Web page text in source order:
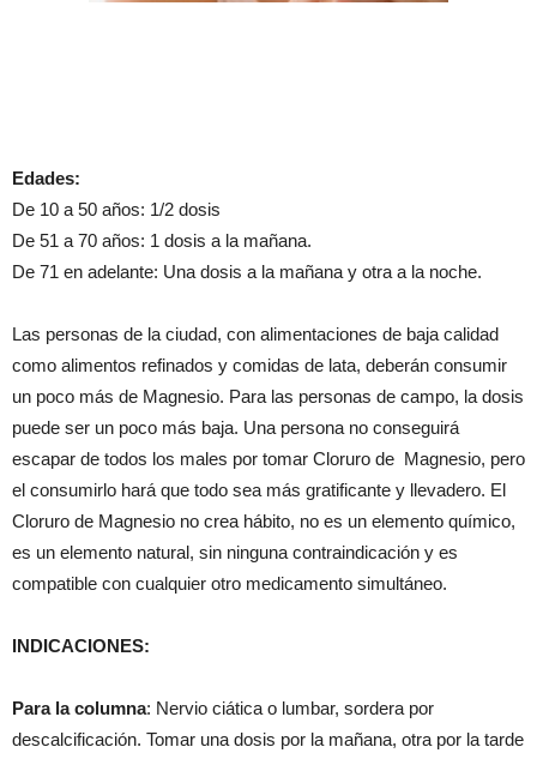
Edades:
De 10 a 50 años: 1/2 dosis
De 51 a 70 años: 1 dosis a la mañana.
De 71 en adelante: Una dosis a la mañana y otra a la noche.
Las personas de la ciudad, con alimentaciones de baja calidad
como alimentos refinados y comidas de lata, deberán consumir
un poco más de Magnesio. Para las personas de campo, la dosis
puede ser un poco más baja. Una persona no conseguirá
escapar de todos los males por tomar Cloruro de Magnesio, pero
el consumirlo hará que todo sea más gratificante y llevadero. El
Cloruro de Magnesio no crea hábito, no es un elemento químico,
es un elemento natural, sin ninguna contraindicación y es
compatible con cualquier otro medicamento simultáneo.
INDICACIONES:
Para la columna: Nervio ciática o lumbar, sordera por
descalcificación. Tomar una dosis por la mañana, otra por la tarde